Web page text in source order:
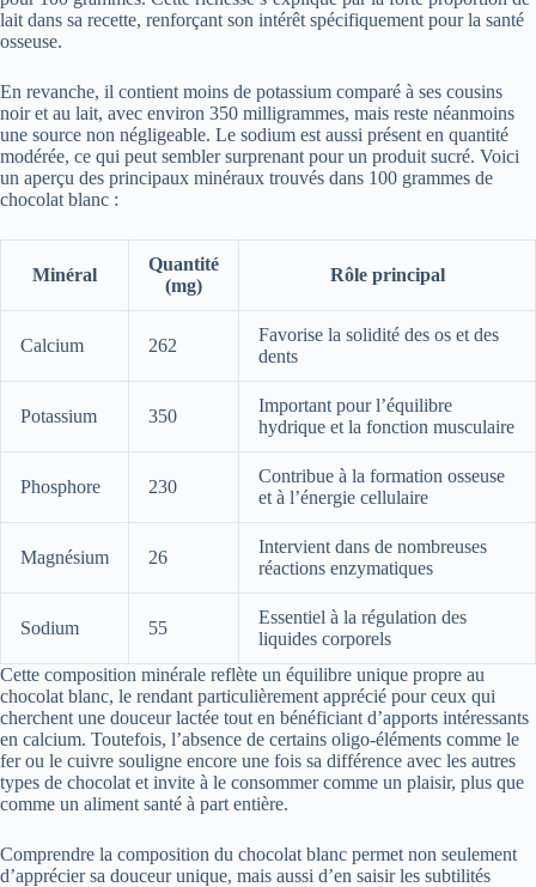
lait dans sa recette, renforçant son intérêt spécifiquement pour la santé
osseuse.
En revanche, il contient moins de potassium comparé à ses cousins
noir et au lait, avec environ 350 milligrammes, mais reste néanmoins
une source non négligeable. Le sodium est aussi présent en quantité
modérée, ce qui peut sembler surprenant pour un produit sucré. Voici
un aperçu des principaux minéraux trouvés dans 100 grammes de
chocolat blanc :
Minéral
Quantité
(mg)
Rôle principal
Calcium 262
Favorise la solidité des os et des
dents
Potassium 350
Important pour l’équilibre
hydrique et la fonction musculaire
Phosphore 230
Contribue à la formation osseuse
et à l’énergie cellulaire
Magnésium 26
Intervient dans de nombreuses
réactions enzymatiques
Sodium 55
Essentiel à la régulation des
liquides corporels
Cette composition minérale reflète un équilibre unique propre au
chocolat blanc, le rendant particulièrement apprécié pour ceux qui
cherchent une douceur lactée tout en bénéficiant d’apports intéressants
en calcium. Toutefois, l’absence de certains oligo-éléments comme le
fer ou le cuivre souligne encore une fois sa différence avec les autres
types de chocolat et invite à le consommer comme un plaisir, plus que
comme un aliment santé à part entière.
Comprendre la composition du chocolat blanc permet non seulement
d’apprécier sa douceur unique, mais aussi d’en saisir les subtilités